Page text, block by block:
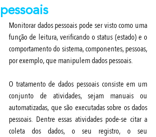
pessoais
Monitorar dados pessoais pode ser visto como uma
função de leitura, verificando o status (estado) e o
comportamento do sistema, componentes, pessoas,
por exemplo, que manipulem dados pessoais.
O tratamento de dados pessoais consiste em um
conjunto de atividades, sejam manuais ou
automatizadas, que são executadas sobre os dados
pessoais. Dentre essas atividades pode-se citar a
coleta dos dados, o seu registro, o seu